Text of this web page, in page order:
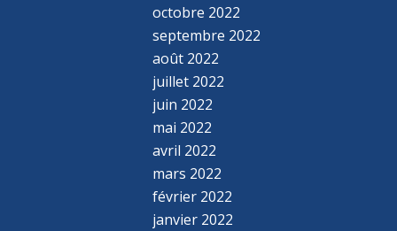
octobre 2022
septembre 2022
août 2022
juillet 2022
juin 2022
mai 2022
avril 2022
mars 2022
février 2022
janvier 2022